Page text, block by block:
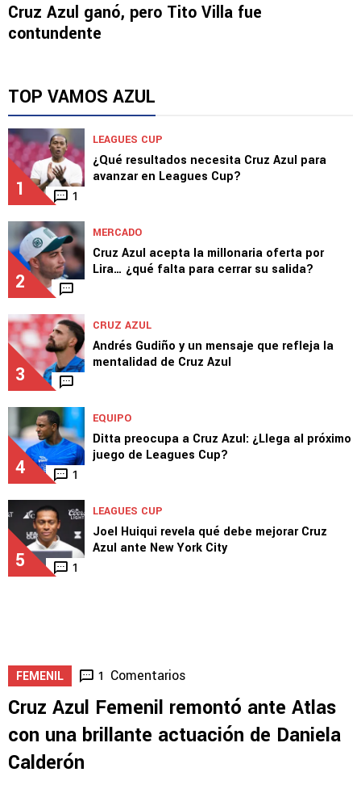
Cruz Azul ganó, pero Tito Villa fue
contundente
TOP VAMOS AZUL
1 1
LEAGUES CUP
¿Qué resultados necesita Cruz Azul para
avanzar en Leagues Cup?
2
MERCADO
Cruz Azul acepta la millonaria oferta por
Lira… ¿qué falta para cerrar su salida?
3
CRUZ AZUL
Andrés Gudiño y un mensaje que refleja la
mentalidad de Cruz Azul
4 1
EQUIPO
Ditta preocupa a Cruz Azul: ¿Llega al próximo
juego de Leagues Cup?
5 1
LEAGUES CUP
Joel Huiqui revela qué debe mejorar Cruz
Azul ante New York City
FEMENIL 1 Comentarios
Cruz Azul Femenil remontó ante Atlas
con una brillante actuación de Daniela
Calderón